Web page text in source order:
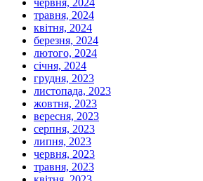
червня, 2024
травня, 2024
квітня, 2024
березня, 2024
лютого, 2024
січня, 2024
грудня, 2023
листопада, 2023
жовтня, 2023
вересня, 2023
серпня, 2023
липня, 2023
червня, 2023
травня, 2023